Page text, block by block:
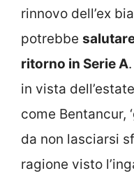
rinnovo dell’ex
potrebbe
ritorno in Serie A
in vista
come Bentancur,
da non lasciarsi
ragione visto